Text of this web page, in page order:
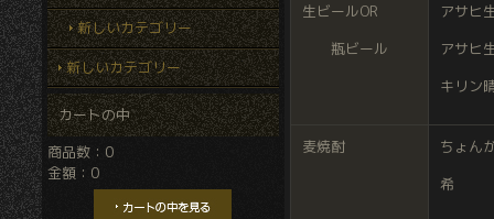
生ビールOR
瓶ビール
アサヒ
アサヒ
キリン
麦焼酎
ちょん
希
新しいカテゴリー
新しいカテゴリー
カートの中
商品数：0
金額：0